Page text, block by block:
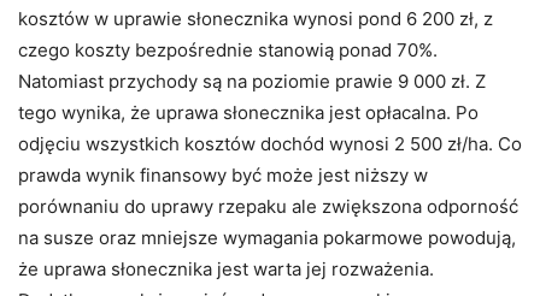
kosztów w uprawie słonecznika wynosi pond 6 200 zł, z
czego koszty bezpośrednie stanowią ponad 70%.
Natomiast przychody są na poziomie prawie 9 000 zł. Z
tego wynika, że uprawa słonecznika jest opłacalna. Po
odjęciu wszystkich kosztów dochód wynosi 2 500 zł/ha. Co
prawda wynik finansowy być może jest niższy w
porównaniu do uprawy rzepaku ale zwiększona odporność
na susze oraz mniejsze wymagania pokarmowe powodują,
że uprawa słonecznika jest warta jej rozważenia.